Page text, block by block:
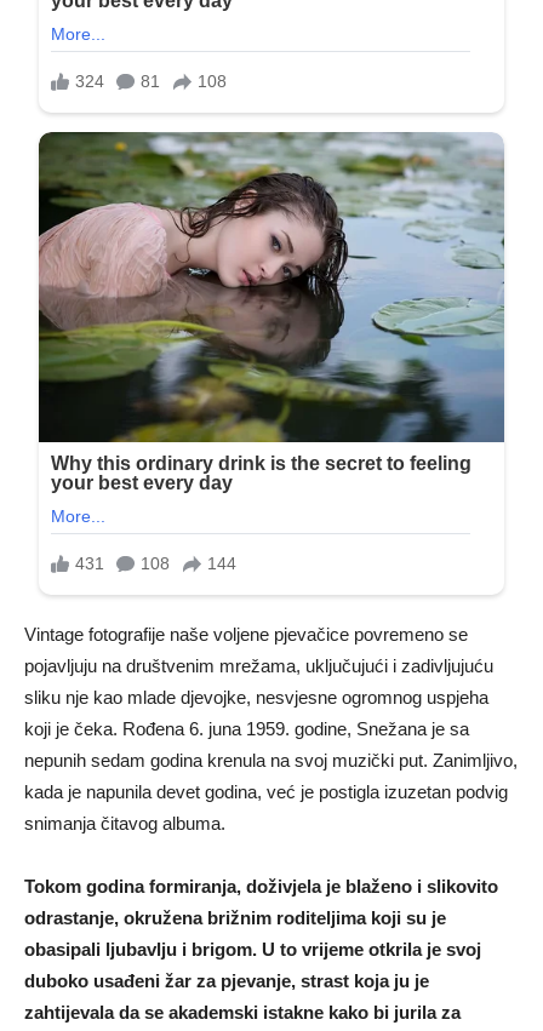
Vintage fotografije naše voljene pjevačice povremeno se
pojavljuju na društvenim mrežama, uključujući i zadivljujuću
sliku nje kao mlade djevojke, nesvjesne ogromnog uspjeha
koji je čeka. Rođena 6. juna 1959. godine, Snežana je sa
nepunih sedam godina krenula na svoj muzički put. Zanimljivo,
kada je napunila devet godina, već je postigla izuzetan podvig
snimanja čitavog albuma.
Tokom godina formiranja, doživjela je blaženo i slikovito
odrastanje, okružena brižnim roditeljima koji su je
obasipali ljubavlju i brigom. U to vrijeme otkrila je svoj
duboko usađeni žar za pjevanje, strast koja ju je
zahtijevala da se akademski istakne kako bi jurila za